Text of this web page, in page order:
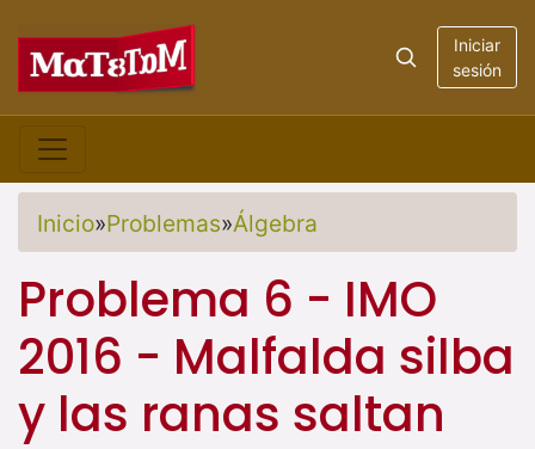
Iniciar
sesión
Inicio»Problemas»Álgebra
Problema 6 - IMO
2016 - Malfalda silba
y las ranas saltan